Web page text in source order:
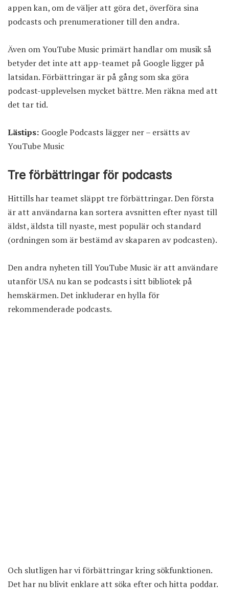
appen kan, om de väljer att göra det, överföra sina
podcasts och prenumerationer till den andra.
Även om YouTube Music primärt handlar om musik så
betyder det inte att app-teamet på Google ligger på
latsidan. Förbättringar är på gång som ska göra
podcast-upplevelsen mycket bättre. Men räkna med att
det tar tid.
Lästips: Google Podcasts lägger ner – ersätts av
YouTube Music
Tre förbättringar för podcasts
Hittills har teamet släppt tre förbättringar. Den första
är att användarna kan sortera avsnitten efter nyast till
äldst, äldsta till nyaste, mest populär och standard
(ordningen som är bestämd av skaparen av podcasten).
Den andra nyheten till YouTube Music är att användare
utanför USA nu kan se podcasts i sitt bibliotek på
hemskärmen. Det inkluderar en hylla för
rekommenderade podcasts.
Och slutligen har vi förbättringar kring sökfunktionen.
Det har nu blivit enklare att söka efter och hitta poddar.